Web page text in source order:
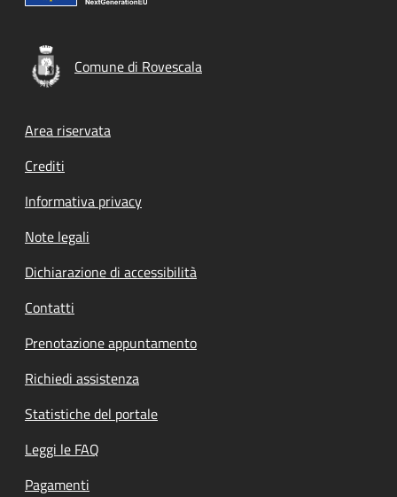
Comune di Rovescala
Footer menu
Area riservata
Crediti
Informativa privacy
Note legali
Dichiarazione di accessibilità
Contatti
Prenotazione appuntamento
Richiedi assistenza
Statistiche del portale
Leggi le FAQ
Pagamenti